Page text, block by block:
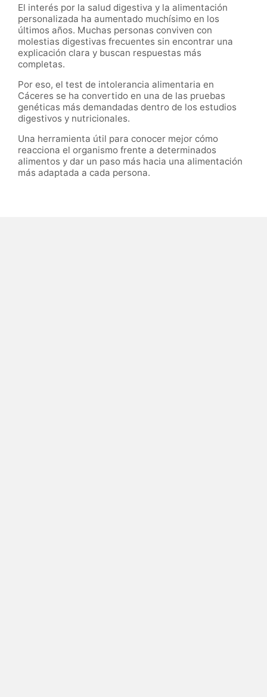
El interés por la salud digestiva y la alimentación
personalizada ha aumentado muchísimo en los
últimos años. Muchas personas conviven con
molestias digestivas frecuentes sin encontrar una
explicación clara y buscan respuestas más
completas.
Por eso, el test de intolerancia alimentaria en
Cáceres se ha convertido en una de las pruebas
genéticas más demandadas dentro de los estudios
digestivos y nutricionales.
Una herramienta útil para conocer mejor cómo
reacciona el organismo frente a determinados
alimentos y dar un paso más hacia una alimentación
más adaptada a cada persona.